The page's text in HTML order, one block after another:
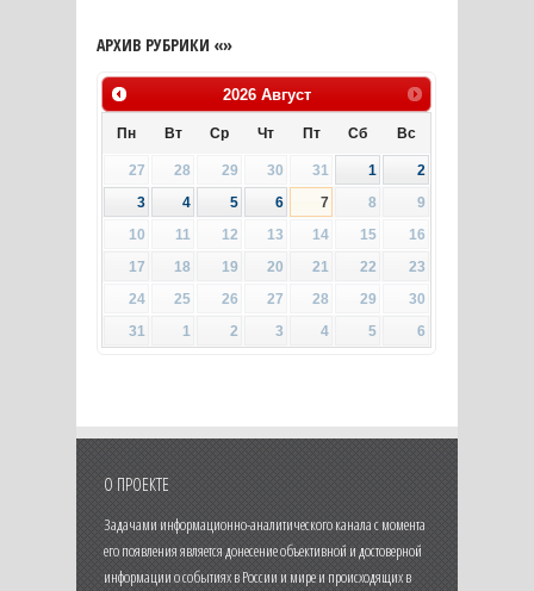
АРХИВ РУБРИКИ «»
2026 Август
Пн Вт Ср Чт Пт Сб Вс
27 28 29 30 31 1
2
3
4 5 6 7 8
9
10
11 12 13 14 15
16
17
18 19 20 21 22
23
24
25 26 27 28 29
30
31
1 2 3 4 5 6
О ПРОЕКТЕ
Задачами информационно-аналитического канала с момента
его появления является донесение объективной и достоверной
информации о событиях в России и мире и происходящих в